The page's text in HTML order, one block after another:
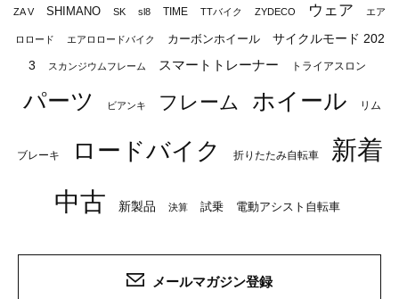
ZA V SHIMANO SK sl8 TIME TTバイク ZYDECO ウェア エア
ロロード エアロロードバイク カーボンホイール
サイクルモード 202
3
スカンジウムフレーム スマートトレーナー トライアスロン
パーツ ビアンキ フレーム ホイール リム
ブレーキ ロードバイク 折りたたみ自転車
新着
中古
新製品 決算 試乗 電動アシスト自転車
メールマガジン登録